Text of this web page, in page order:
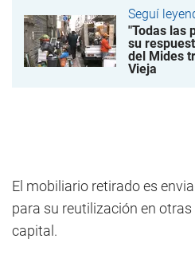
Seguí
"Todas las
su
del Mides
Vieja
El mobiliario retirado es
para su reutilización en
capital.